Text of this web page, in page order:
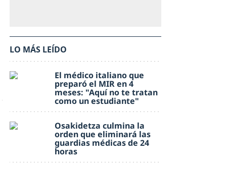
LO MÁS LEÍDO
El médico italiano que
preparó el MIR en 4
meses: "Aquí no te tratan
como un estudiante"
Osakidetza culmina la
orden que eliminará las
guardias médicas de 24
horas